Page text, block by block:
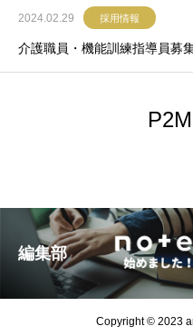
2024.02.29 採用情報
介護職員・機能訓練指導員募
編集部
Copyright © 2023